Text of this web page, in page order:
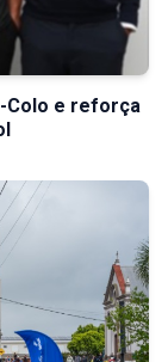
Colo e reforça